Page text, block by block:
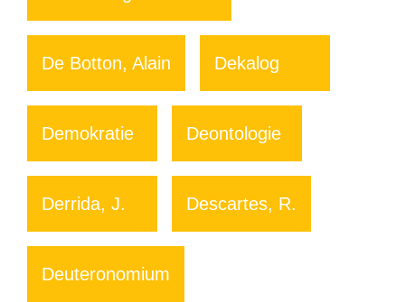
De Botton, Alain Dekalog
Demokratie Deontologie
Derrida, J. Descartes, R.
Deuteronomium